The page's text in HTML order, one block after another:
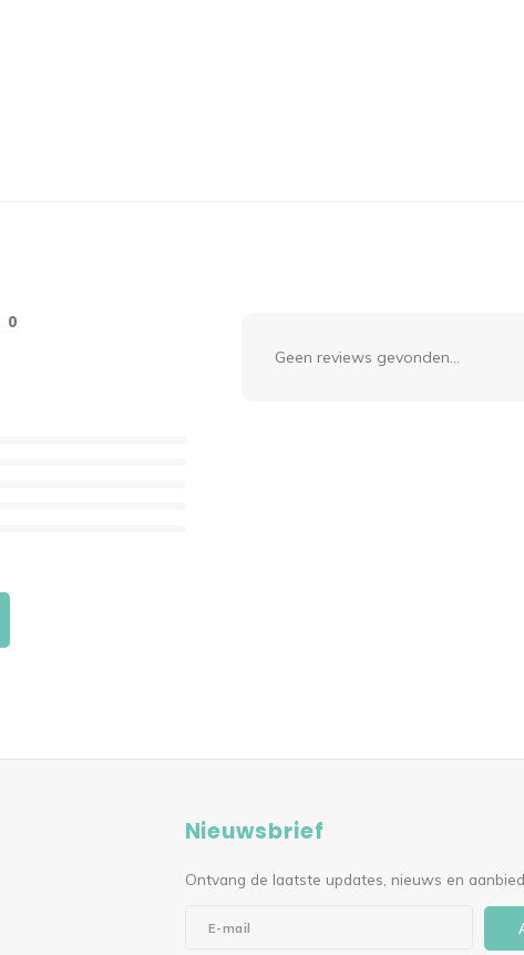
0
Geen reviews gevonden...
Nieuwsbrief
Ontvang de laatste updates, nieuws en